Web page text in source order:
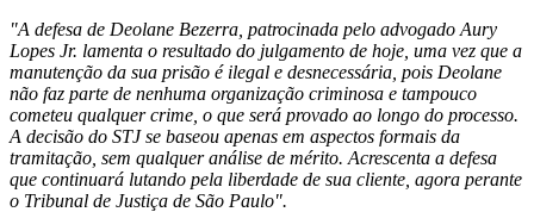
"A defesa de Deolane Bezerra, patrocinada pelo advogado Aury
Lopes Jr. lamenta o resultado do julgamento de hoje, uma vez que a
manutenção da sua prisão é ilegal e desnecessária, pois Deolane
não faz parte de nenhuma organização criminosa e tampouco
cometeu qualquer crime, o que será provado ao longo do processo.
A decisão do STJ se baseou apenas em aspectos formais da
tramitação, sem qualquer análise de mérito. Acrescenta a defesa
que continuará lutando pela liberdade de sua cliente, agora perante
o Tribunal de Justiça de São Paulo".